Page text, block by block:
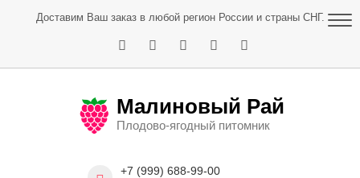
Доставим Ваш заказ в любой регион России и страны СНГ.
Малиновый Рай
Плодово-ягодный питомник
+7 (999) 688-99-00